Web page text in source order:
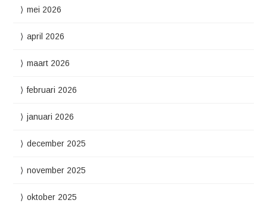
mei 2026
april 2026
maart 2026
februari 2026
januari 2026
december 2025
november 2025
oktober 2025